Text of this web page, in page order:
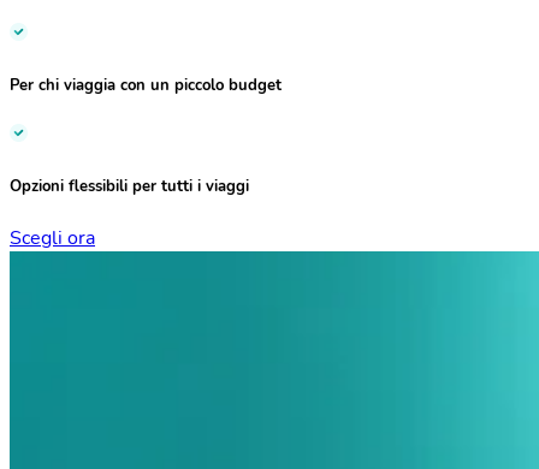
Per chi viaggia con un piccolo budget
Opzioni flessibili per tutti i viaggi
Scegli ora